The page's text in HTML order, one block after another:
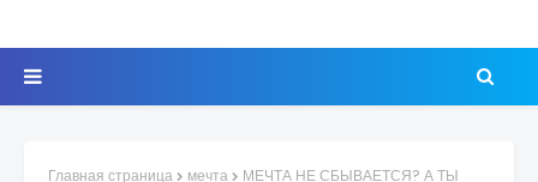
Главная страница мечта
МЕЧТА НЕ СБЫВАЕТСЯ? А ТЫ